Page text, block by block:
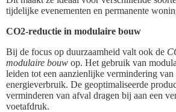
tijdelijke evenementen en permanente
CO2-reductie in modulaire bouw
Bij de focus op duurzaamheid valt ook de
modulaire bouw op. Het gebruik van
leiden tot een aanzienlijke vermindering
energieverbruik. De geoptimaliseerde
verminderen van afval dragen bij aan een
voetafdruk.